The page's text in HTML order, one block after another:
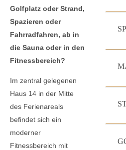
Golfplatz oder Strand,
Spazieren oder
Fahrradfahren, ab in
die Sauna oder in den
Fitnessbereich?
Im zentral gelegenen
Haus 14 in der Mitte
des Ferienareals
befindet sich ein
moderner
Fitnessbereich mit